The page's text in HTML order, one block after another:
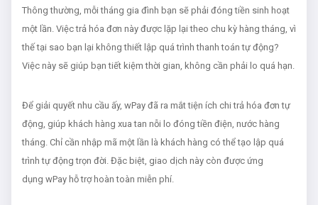
Thông thường, mỗi tháng gia đình bạn sẽ phải đóng tiền sinh hoạt
một lần. Việc trả hóa đơn này được lặp lại theo chu kỳ hàng tháng, vì
thế tại sao bạn lại không thiết lập quá trình thanh toán tự động?
Việc này sẽ giúp bạn tiết kiệm thời gian, không cần phải lo quá hạn.
Để giải quyết nhu cầu ấy, wPay đã ra mắt tiện ích chi trả hóa đơn tự
động, giúp khách hàng xua tan nỗi lo đóng tiền điện, nước hàng
tháng. Chỉ cần nhập mã một lần là khách hàng có thể tạo lập quá
trình tự động trọn đời. Đặc biệt, giao dịch này còn được ứng
dụng wPay hỗ trợ hoàn toàn miễn phí.